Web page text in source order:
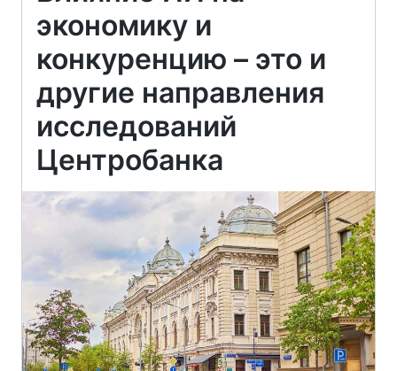
экономику и
конкуренцию – это и
другие направления
исследований
Центробанка